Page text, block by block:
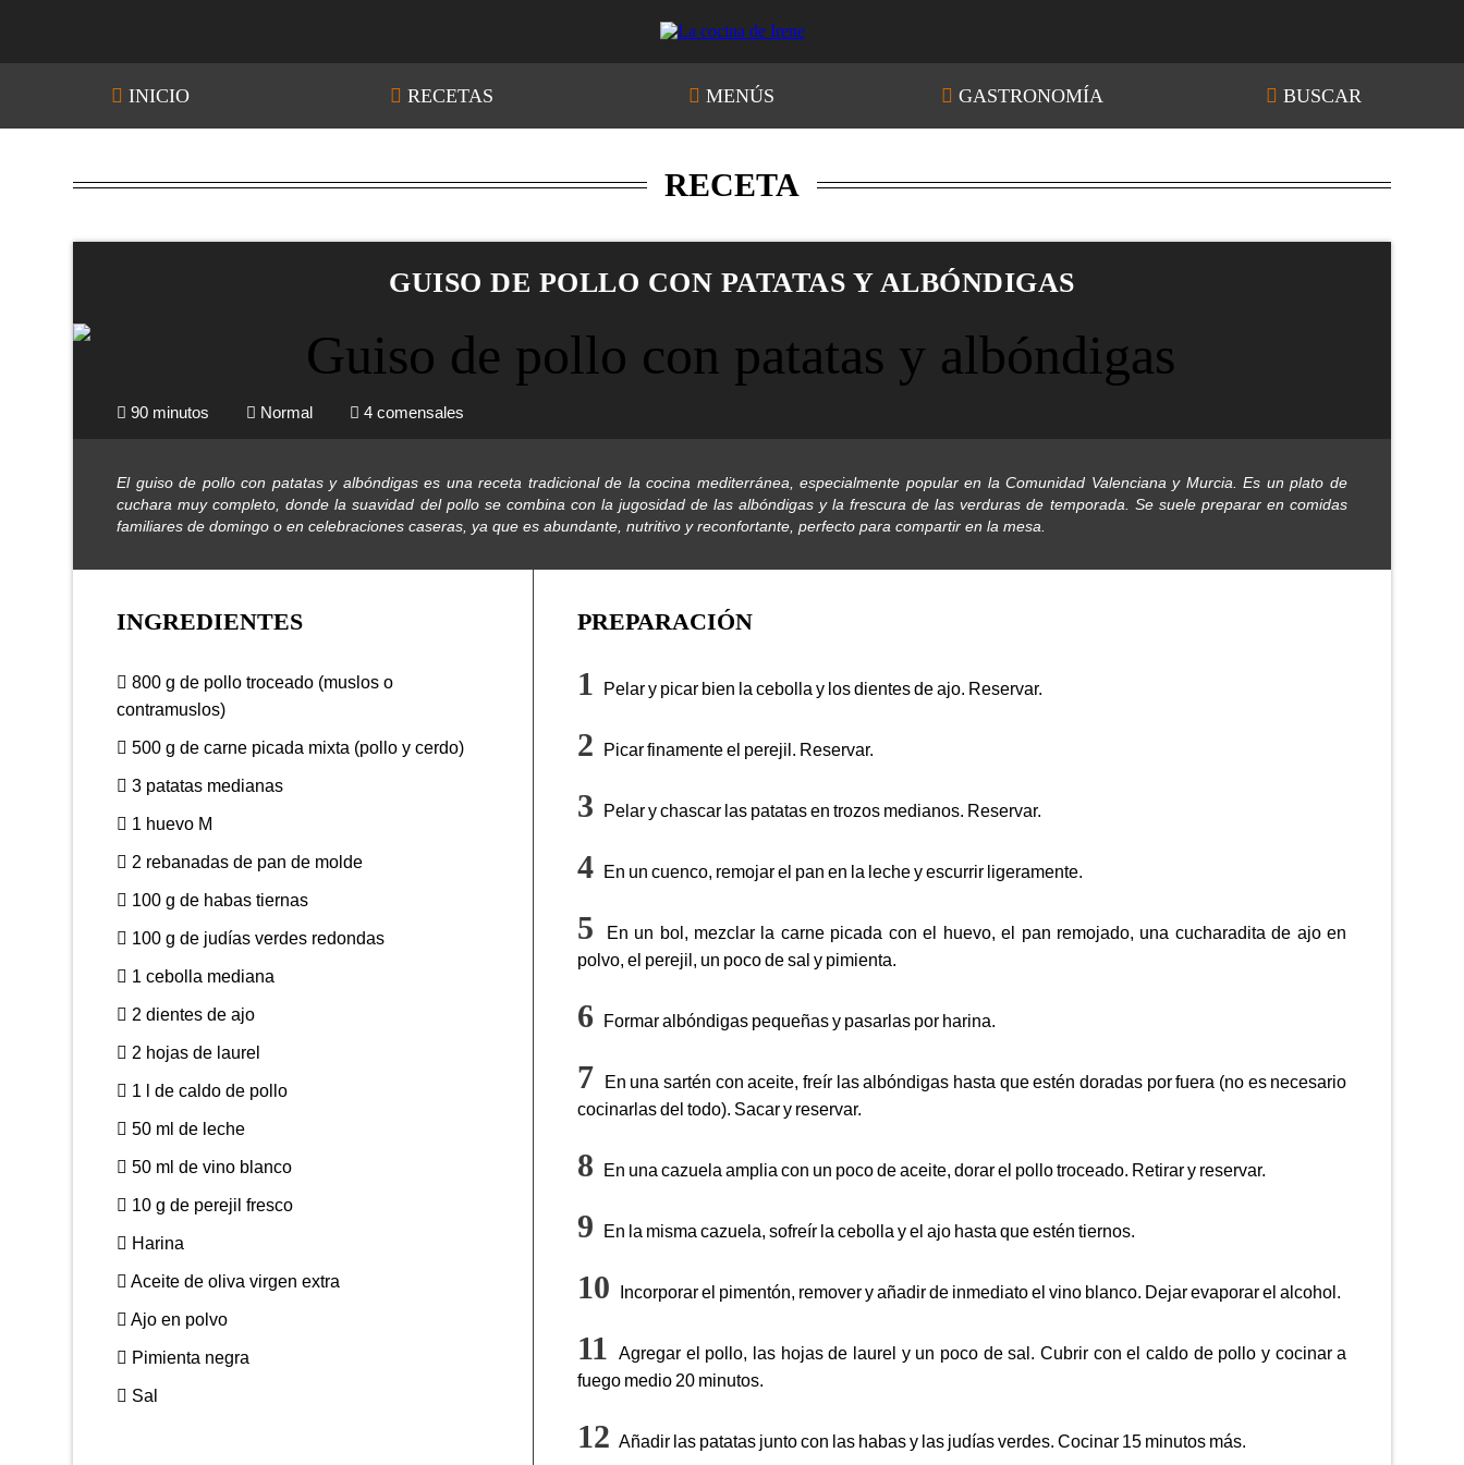
INICIO RECETAS MENÚS GASTRONOMÍA BUSCAR
RECETA
GUISO DE POLLO CON PATATAS Y ALBÓNDIGAS
90 minutos Normal 4 comensales
El guiso de pollo con patatas y albóndigas es una receta tradicional de la cocina mediterránea, especialmente popular en la Comunidad Valenciana y Murcia. Es un plato de
cuchara muy completo, donde la suavidad del pollo se combina con la jugosidad de las albóndigas y la frescura de las verduras de temporada. Se suele preparar en comidas
familiares de domingo o en celebraciones caseras, ya que es abundante, nutritivo y reconfortante, perfecto para compartir en la mesa.
INGREDIENTES
800 g de pollo troceado (muslos o
contramuslos)
500 g de carne picada mixta (pollo y cerdo)
3 patatas medianas
1 huevo M
2 rebanadas de pan de molde
100 g de habas tiernas
100 g de judías verdes redondas
1 cebolla mediana
2 dientes de ajo
2 hojas de laurel
1 l de caldo de pollo
50 ml de leche
50 ml de vino blanco
10 g de perejil fresco
Harina
Aceite de oliva virgen extra
Ajo en polvo
Pimienta negra
Sal
PREPARACIÓN
Pelar y picar bien la cebolla y los dientes de ajo. Reservar.
Picar finamente el perejil. Reservar.
Pelar y chascar las patatas en trozos medianos. Reservar.
En un cuenco, remojar el pan en la leche y escurrir ligeramente.
En un bol, mezclar la carne picada con el huevo, el pan remojado, una cucharadita de ajo en
polvo, el perejil, un poco de sal y pimienta.
Formar albóndigas pequeñas y pasarlas por harina.
En una sartén con aceite, freír las albóndigas hasta que estén doradas por fuera (no es necesario
cocinarlas del todo). Sacar y reservar.
En una cazuela amplia con un poco de aceite, dorar el pollo troceado. Retirar y reservar.
En la misma cazuela, sofreír la cebolla y el ajo hasta que estén tiernos.
Incorporar el pimentón, remover y añadir de inmediato el vino blanco. Dejar evaporar el alcohol.
Agregar el pollo, las hojas de laurel y un poco de sal. Cubrir con el caldo de pollo y cocinar a
fuego medio 20 minutos.
Añadir las patatas junto con las habas y las judías verdes. Cocinar 15 minutos más.